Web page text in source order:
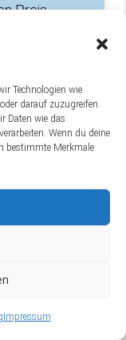
Technologien wie
darauf zuzugreifen.
Daten wie das
Wenn du deine
bestimmte Merkmale
Impressum
Preis-
ab.
optimale
die
da dies